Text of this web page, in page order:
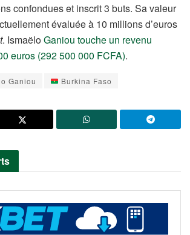
confondues et inscrit 3 buts. Sa valeur
évaluée à 10 millions d’euros
. IsmaëloGaniou touche un revenu
euros (292 500 000 FCFA).
Ganiou Burkina Faso